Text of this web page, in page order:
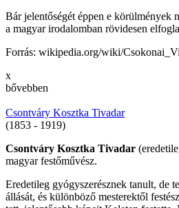
Bár jelentőségét éppen e körülmények
a magyar irodalomban rövidesen
Forrás: wikipedia.org/wiki/
x
bővebben
Csontváry Kosztka Tivadar
(1853 - 1919)
Csontváry Kosztka Tivadar
magyar festőművész.
Eredetileg gyógyszerésznek tanult, de
állását, és különböző mesterektől